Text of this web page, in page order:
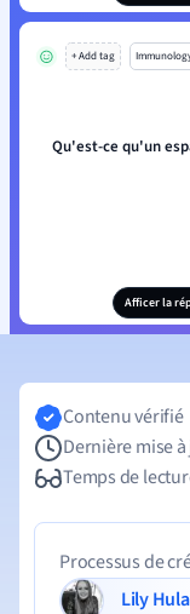
+ Add tag
Qu'est-ce qu'un
Afficer la
Contenu vérifié
Dernière mise
Temps de
Processus de
Lily